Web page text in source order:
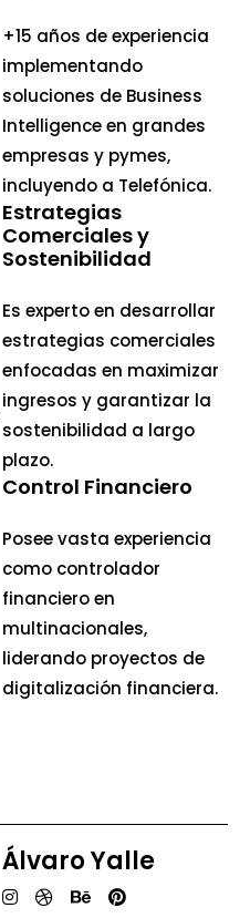
+15 años de experiencia
implementando
soluciones de Business
Intelligence en grandes
empresas y pymes,
incluyendo a Telefónica.
Estrategias
Comerciales y
Sostenibilidad
Es experto en desarrollar
estrategias comerciales
enfocadas en maximizar
ingresos y garantizar la
sostenibilidad a largo
plazo.
Control Financiero
Posee vasta experiencia
como controlador
financiero en
multinacionales,
liderando proyectos de
digitalización financiera.
Álvaro Yalle